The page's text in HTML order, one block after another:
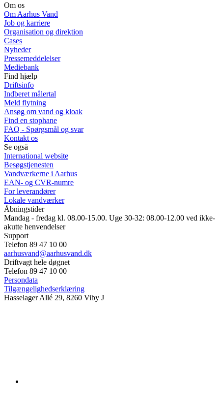
Om os
Om Aarhus Vand
Job og karriere
Organisation og direktion
Cases
Nyheder
Pressemeddelelser
Mediebank
Find hjælp
Driftsinfo
Indberet målertal
Meld flytning
Ansøg om vand og kloak
Find en stophane
FAQ - Spørgsmål og svar
Kontakt os
Se også
International website
Besøgstjenesten
Vandværkerne i Aarhus
EAN- og CVR-numre
For leverandører
Lokale vandværker
Åbningstider
Mandag - fredag kl. 08.00-15.00. Uge 30-32: 08.00-12.00 ved ikke-
akutte henvendelser
Support
Telefon 89 47 10 00
aarhusvand@aarhusvand.dk
Driftvagt hele døgnet
Telefon 89 47 10 00
Persondata
Tilgængelighedserklæring
Hasselager Allé 29, 8260 Viby J